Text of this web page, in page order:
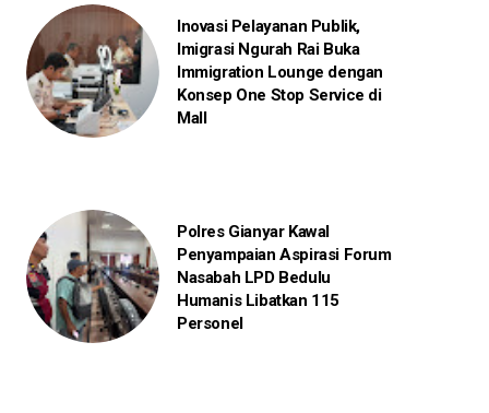
Inovasi Pelayanan Publik,
Imigrasi Ngurah Rai Buka
Immigration Lounge dengan
Konsep One Stop Service di
Mall
Polres Gianyar Kawal
Penyampaian Aspirasi Forum
Nasabah LPD Bedulu
Humanis Libatkan 115
Personel